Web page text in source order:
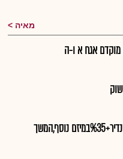
מאיה
מוקדם אגח א ו-ה